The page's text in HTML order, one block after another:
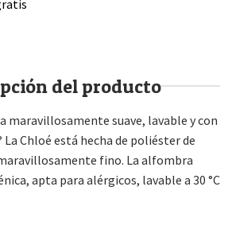
del producto
maravillosamente suave, lavable y con
Chloé está hecha de poliéster de
fino. La alfombra
apta para alérgicos, lavable a 30 °C